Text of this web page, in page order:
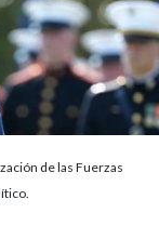
de las Fuerzas